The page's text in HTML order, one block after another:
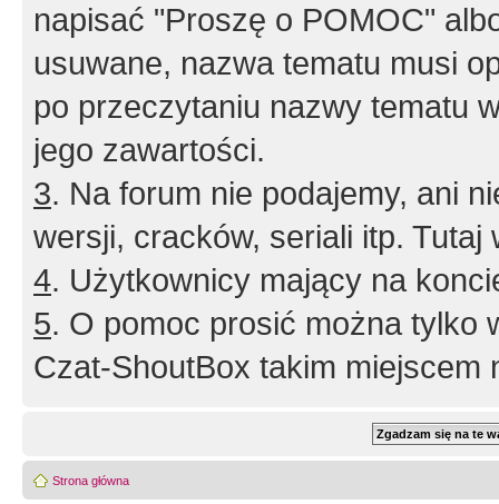
napisać "Proszę o POMOC"
usuwane, nazwa tematu musi
po przeczytaniu nazwy tematu
jego zawartości.
3. Na forum nie podajemy, ani
wersji, cracków, seriali itp. Tutaj
4. Użytkownicy mający na
5. O pomoc prosić można tylko
Czat-ShoutBox takim miejscem
Strona główna